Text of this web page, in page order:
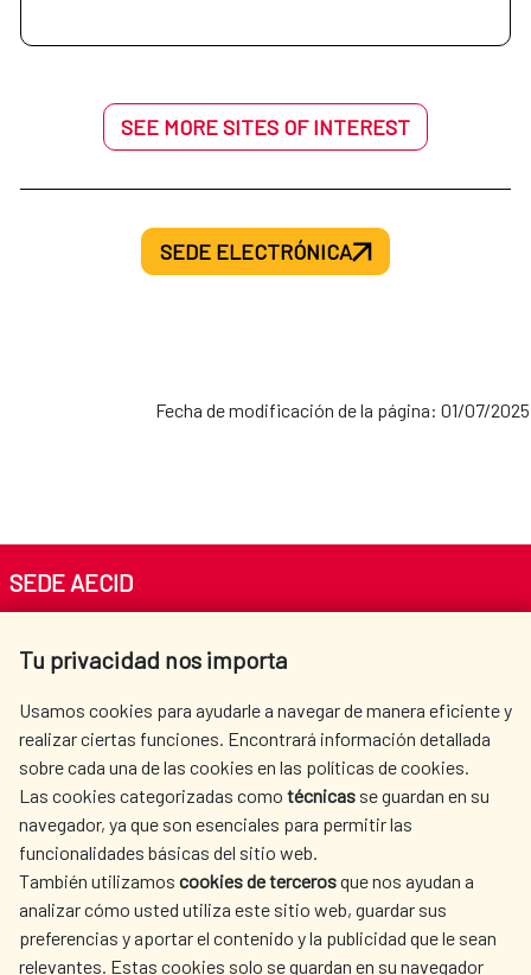
SEE MORE SITES OF INTEREST
SEDE ELECTRÓNICA
Fecha de modificación de la página: 01/07/2025
Tu privacidad nos importa
Usamos cookies para ayudarle a navegar de manera eficiente y
realizar ciertas funciones. Encontrará información detallada
sobre cada una de las cookies en las políticas de cookies.
Las cookies categorizadas como técnicas se guardan en su
navegador, ya que son esenciales para permitir las
funcionalidades básicas del sitio web.
También utilizamos cookies de tercerosque nos ayudan a
analizar cómo usted utiliza este sitio web, guardar sus
preferencias y aportar el contenido y la publicidad que le sean
relevantes. Estas cookies solo se guardan en su navegador
SEDE AECID
Tel. +34 900 20 30 54​​​​​​​
AECID
WHERE DO WE COOPERATE?
SPANISH HUMANITARIAN
ACTION
PRESS ROOM
CULTURE AND SCIENCE LIBRARY